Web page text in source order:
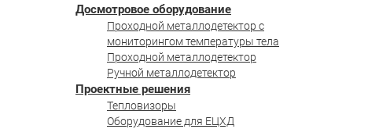
Досмотровое оборудование
Проходной металлодетектор с
мониторингом температуры тела
Проходной металлодетектор
Ручной металлодетектор
Проектные решения
Тепловизоры
Оборудование для ЕЦХД